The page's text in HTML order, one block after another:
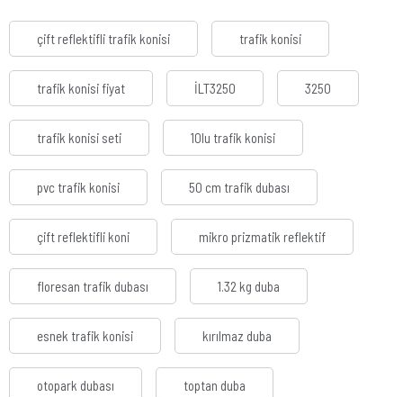
çift reflektifli trafik konisi trafik konisi
trafik konisi fiyat İLT3250 3250
trafik konisi seti 10lu trafik konisi
pvc trafik konisi 50 cm trafik dubası
çift reflektifli koni mikro prizmatik reflektif
floresan trafik dubası 1.32 kg duba
esnek trafik konisi kırılmaz duba
otopark dubası toptan duba